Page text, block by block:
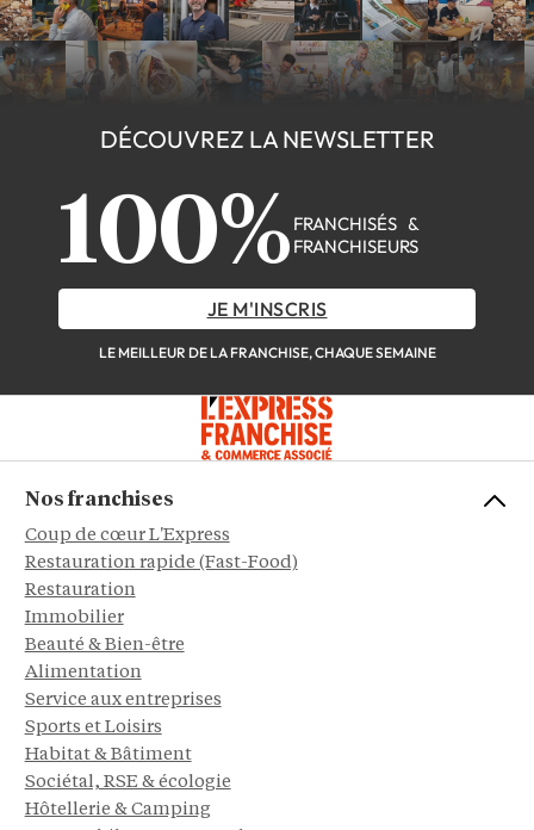
DÉCOUVREZ LA NEWSLETTER
100% FRANCHISÉS &
FRANCHISEURS
JE M'INSCRIS
LE MEILLEUR DE LA FRANCHISE, CHAQUE SEMAINE
Nos franchises
Coup de cœur L'Express
Restauration rapide (Fast-Food)
Restauration
Immobilier
Beauté & Bien-être
Alimentation
Service aux entreprises
Sports et Loisirs
Habitat & Bâtiment
Sociétal, RSE & écologie
Hôtellerie & Camping